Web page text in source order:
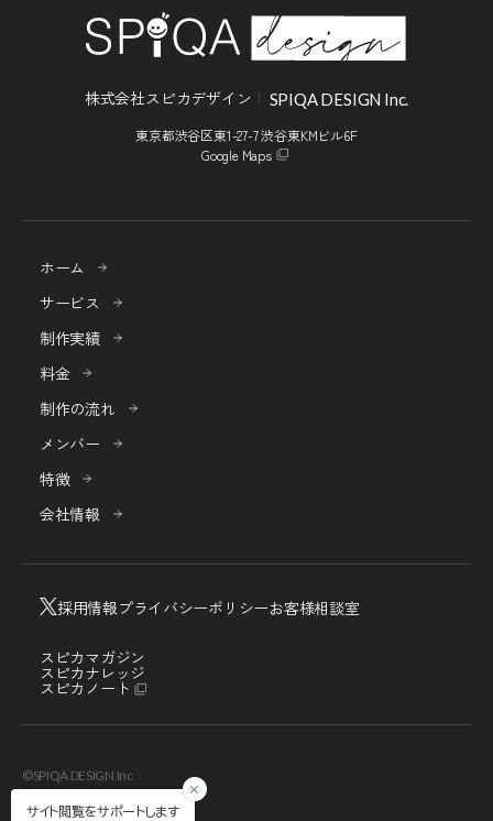
サイト閲覧をサポートします
株式会社スピカデザイン SPIQA DESIGN Inc.
東京都渋谷区東1-27-7 渋谷東KMビル6F
Google Maps
ホーム
サービス
制作実績
料金
制作の流れ
メンバー
特徴
会社情報
採用情報プライバシーポリシーお客様相談室
スピカマガジン
スピカナレッジ
スピカノート
©SPIQA DESIGN Inc